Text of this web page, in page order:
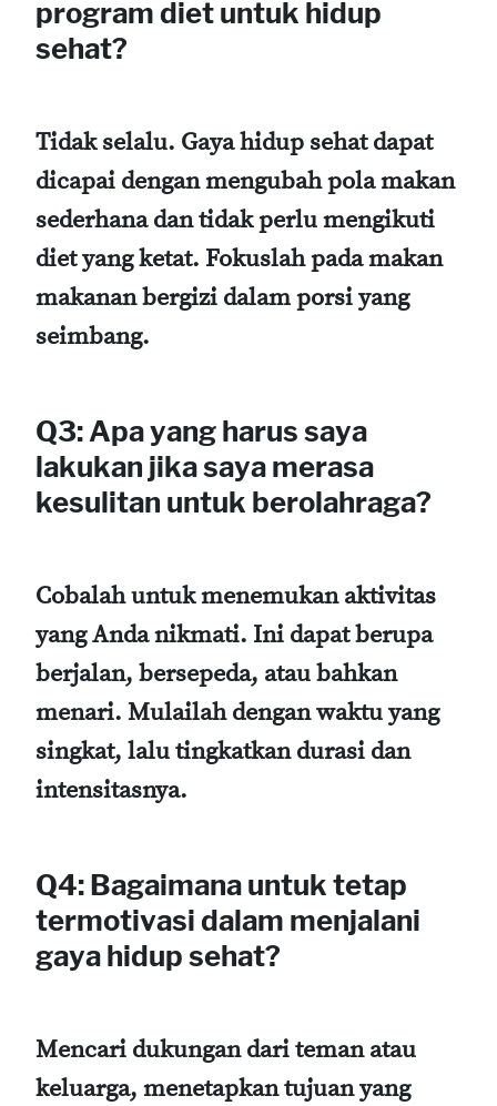
program diet untuk hidup
sehat?
Tidak selalu. Gaya hidup sehat dapat
dicapai dengan mengubah pola makan
sederhana dan tidak perlu mengikuti
diet yang ketat. Fokuslah pada makan
makanan bergizi dalam porsi yang
seimbang.
Q3: Apa yang harus saya
lakukan jika saya merasa
kesulitan untuk berolahraga?
Cobalah untuk menemukan aktivitas
yang Anda nikmati. Ini dapat berupa
berjalan, bersepeda, atau bahkan
menari. Mulailah dengan waktu yang
singkat, lalu tingkatkan durasi dan
intensitasnya.
Q4: Bagaimana untuk tetap
termotivasi dalam menjalani
gaya hidup sehat?
Mencari dukungan dari teman atau
keluarga, menetapkan tujuan yang